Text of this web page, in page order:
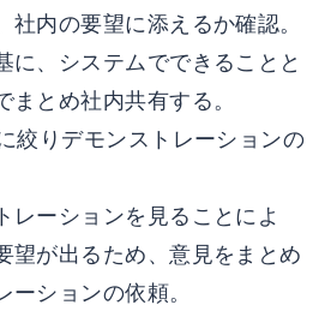
内の要望に添えるか確認。
、システムでできることと
まとめ社内共有する。
絞りデモンストレーションの
ーションを見ることによ
望が出るため、意見をまとめ
ーションの依頼。